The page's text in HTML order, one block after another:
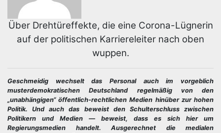
Über Drehtüreffekte, die eine Corona-Lügnerin
auf der politischen Karriereleiter nach oben
wuppen.
Geschmeidig wechselt das Personal auch im vorgeblich
musterdemokratischen Deutschland regelmäßig von den
„unabhängigen“ öffentlich-rechtlichen Medien hinüber zur hohen
Politik. Und auch das beweist den Schulterschluss zwischen
Politikern und Medien — beweist, dass es sich hier um
Regierungsmedien handelt. Ausgerechnet die medialen